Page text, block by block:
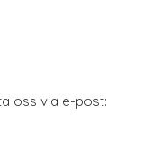
oss via e-post: